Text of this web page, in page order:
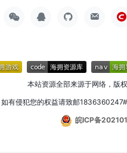
本站资源全部来源于网络，版
如有侵犯您的权益请致邮
皖ICP备